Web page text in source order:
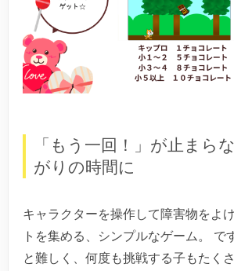
「もう一回！」が止まら
がりの時間に
キャラクターを操作して障害物をよ
トを集める、シンプルなゲーム。 で
と難しく、何度も挑戦する子もたく